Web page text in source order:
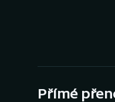
Přímé